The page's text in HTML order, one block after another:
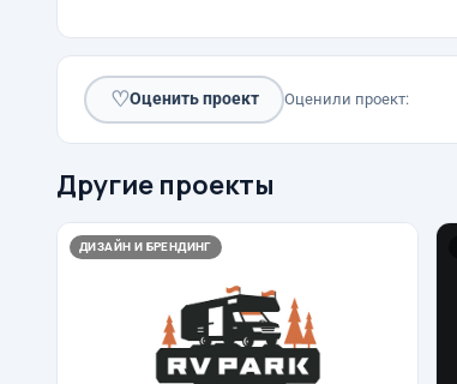
♡Оценить проект Оценили проект:
Другие проекты
ДИЗАЙН И БРЕНДИНГ